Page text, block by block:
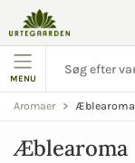
MENU
Aromaer Æblearoma
Æblearoma